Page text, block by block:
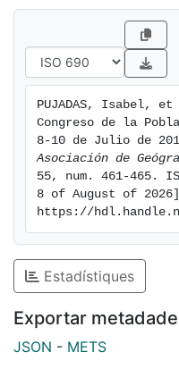
aportación de 39
convocó a unos ciento
PUJADAS, Isabel,
Congreso de la
8-10 de Julio de
Asociación de
55, num. 461-465.
8 of August of
https://
Estadístiques
Exportar
JSON - METS